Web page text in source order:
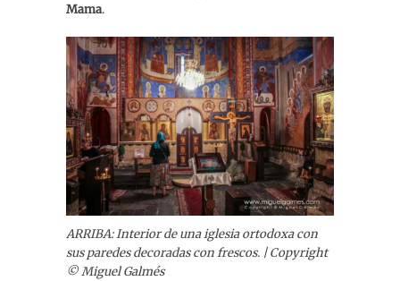
Mama.
ARRIBA: Interior de una iglesia ortodoxa con
sus paredes decoradas con frescos. | Copyright
© Miguel Galmés